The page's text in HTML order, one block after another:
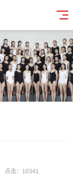
点击：10341